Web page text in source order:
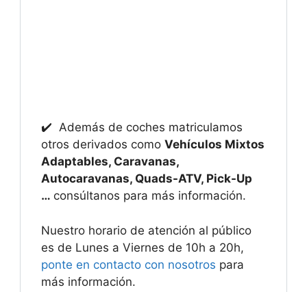
✔️ Además de coches matriculamos
otros derivados como Vehículos Mixtos
Adaptables, Caravanas,
Autocaravanas, Quads-ATV, Pick-Up
… consúltanos para más información.
Nuestro horario de atención al público
es de Lunes a Viernes de 10h a 20h,
ponte en contacto con nosotros para
más información.